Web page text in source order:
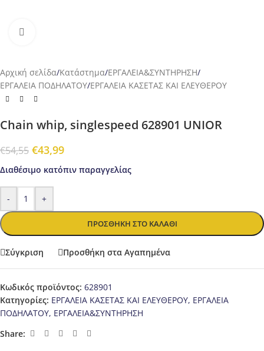
Αρχική σελίδα/Κατάστημα/ΕΡΓΑΛΕΙΑ&ΣΥΝΤΗΡΗΣΗ/
ΕΡΓΑΛΕΙΑ ΠΟΔΗΛΑΤΟΥ/ΕΡΓΑΛΕΙΑ ΚΑΣΕΤΑΣ ΚΑΙ ΕΛΕΥΘΕΡΟΥ
Chain whip, singlespeed 628901 UNIOR
€54,55 €43,99
Διαθέσιμο κατόπιν παραγγελίας
- +
ΠΡΟΣΘΉΚΗ ΣΤΟ ΚΑΛΆΘΙ
Σύγκριση Προσθήκη στα Αγαπημένα
Κωδικός προϊόντος: 628901
Κατηγορίες: ΕΡΓΑΛΕΙΑ ΚΑΣΕΤΑΣ ΚΑΙ ΕΛΕΥΘΕΡΟΥ, ΕΡΓΑΛΕΙΑ
ΠΟΔΗΛΑΤΟΥ, ΕΡΓΑΛΕΙΑ&ΣΥΝΤΗΡΗΣΗ
Share: